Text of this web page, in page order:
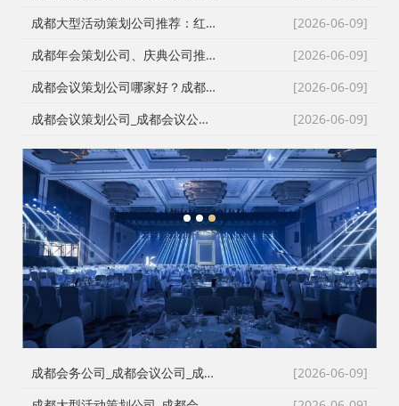
[2026-06-09]
成都大型活动策划公司推荐：红星27年深耕，专业靠谱团队大
[2026-06-09]
成都年会策划公司、庆典公司推荐：企业年会、周年庆典、颁奖典礼一站式承办，红星演艺与搭建团队专业靠谱
[2026-06-09]
成都会议策划公司哪家好？成都会务公司、会议公司推荐：红星活动专业承办新闻发布会与招商会
[2026-06-09]
成都会议策划公司_成都会议公司与成都年会策划公司专业执行团队
1 2 3
[2026-06-09]
成都会务公司_成都会议公司_成都庆典公司高难度同行单二手单全接｜成都红星活动策划用26年经验说话